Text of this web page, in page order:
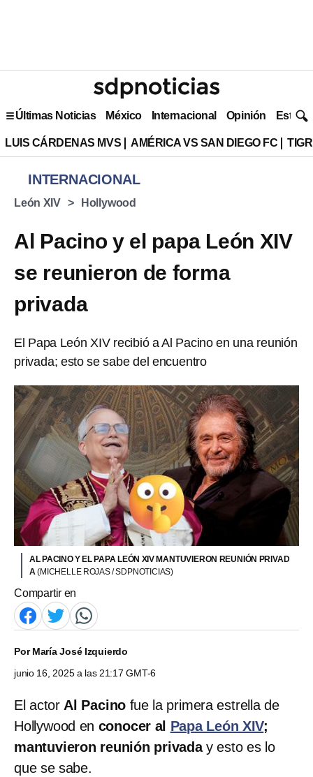
Últimas Noticias México Internacional Opinión Estilo
LUIS CÁRDENAS MVS AMÉRICA VS SAN DIEGO FC
INTERNACIONAL
León XIV Hollywood
Al Pacino y el papa León XIV
se reunieron de forma
privada
El Papa León XIV recibió a Al Pacino en una reunión
privada; esto se sabe del encuentro
AL PACINO Y EL PAPA LEÓN XIV MANTUVIERON REUNIÓN PRIVAD
A(MICHELLE ROJAS / SDPNOTICIAS)
Compartir en
PorMaría José Izquierdo
junio 16, 2025 a las 21:17 GMT-6
El actor Al Pacino fue la primera estrella de
Hollywood en conocer al Papa León XIV;
mantuvieron reunión privaday esto es lo
que se sabe.